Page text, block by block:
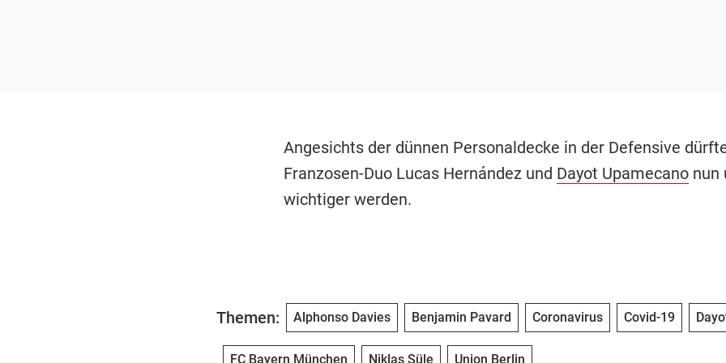
Angesichts der dünnen Personaldecke in der Defensive
Franzosen-Duo Lucas Hernández und Dayot Upamecanonun
wichtiger werden.
Themen: Alphonso Davies Benjamin Pavard Coronavirus Covid-19
FC Bayern München Niklas Süle Union Berlin